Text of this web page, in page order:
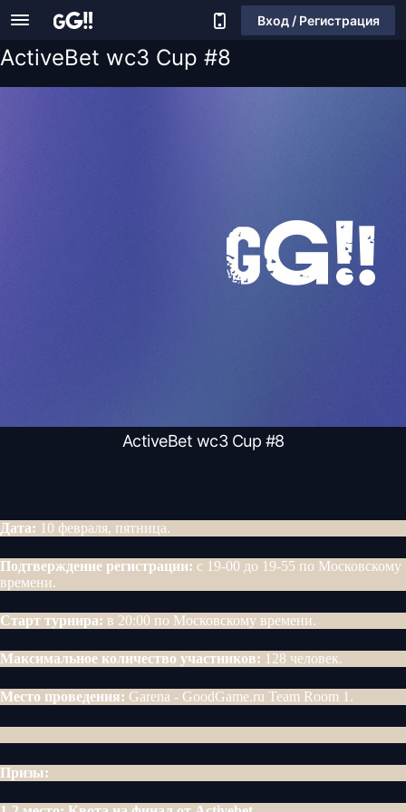
Вход / Регистрация
ActiveBet wc3 Cup #8
ActiveBet wc3 Cup #8
Дата: 10 февраля, пятница.
Подтверждение регистрации: с 19-00 до 19-55 по Московскому
времени.
Старт турнира: в 20:00 по Московскому времени.
Максимальное количество участников: 128 человек.
Место проведения: Garena - GoodGame.ru Team Room 1.
Призы: